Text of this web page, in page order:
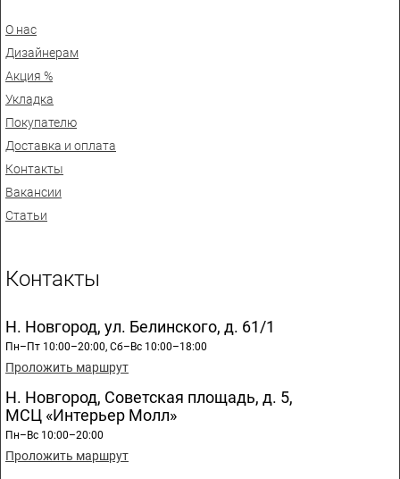
О нас
Дизайнерам
Акция %
Укладка
Покупателю
Доставка и оплата
Контакты
Вакансии
Статьи
Контакты
Н. Новгород, ул. Белинского, д. 61/1
Пн–Пт 10:00–20:00, Сб–Вс 10:00–18:00
Проложить маршрут
Н. Новгород, Советская площадь, д. 5,
МСЦ «Интерьер Молл»
Пн–Вс 10:00–20:00
Проложить маршрут